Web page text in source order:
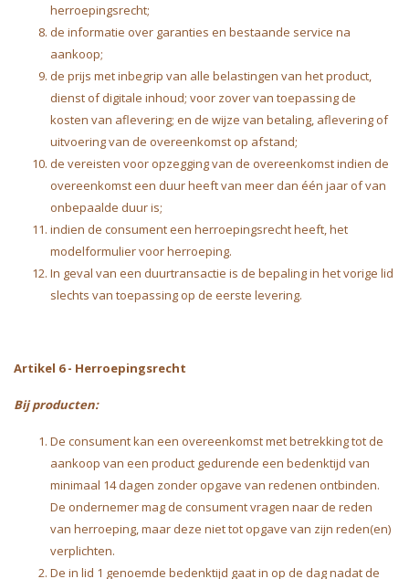
herroepingsrecht;
de informatie over garanties en bestaande service na
aankoop;
de prijs met inbegrip van alle belastingen van het product,
dienst of digitale inhoud; voor zover van toepassing de
kosten van aflevering; en de wijze van betaling, aflevering of
uitvoering van de overeenkomst op afstand;
de vereisten voor opzegging van de overeenkomst indien de
overeenkomst een duur heeft van meer dan één jaar of van
onbepaalde duur is;
indien de consument een herroepingsrecht heeft, het
modelformulier voor herroeping.
In geval van een duurtransactie is de bepaling in het vorige lid
slechts van toepassing op de eerste levering.
Artikel 6 - Herroepingsrecht
Bij producten:
De consument kan een overeenkomst met betrekking tot de
aankoop van een product gedurende een bedenktijd van
minimaal 14 dagen zonder opgave van redenen ontbinden.
De ondernemer mag de consument vragen naar de reden
van herroeping, maar deze niet tot opgave van zijn reden(en)
verplichten.
De in lid 1 genoemde bedenktijd gaat in op de dag nadat de